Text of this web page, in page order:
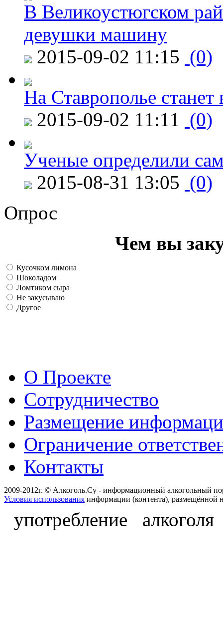
В Великоустюгском
девушки машину
2015-09-02 11:15 (0)
На Ставрополье
2015-09-02 11:11 (0)
Ученые определили
2015-08-31 13:05 (0)
Опрос
Чем вы
Кусочком лимона
Шоколадом
Ломтиком сыра
Не закусываю
Другое
О Проекте
Сотрудничество
Размещение
Ограничение
Контакты
2009-2012г. © Алкоголь.Су - информационный алкогольный
Условия использования информации (контента), размещённой
употребление